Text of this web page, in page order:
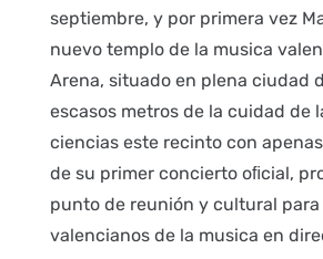
septiembre, y por primera vez
nuevo templo de la musica
Arena, situado en plena ciudad
escasos metros de la cuidad de
ciencias este recinto con
de su primer concierto oﬁcial,
punto de reunión y cultural para
valencianos de la musica en